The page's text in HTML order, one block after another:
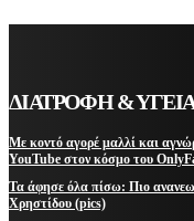
ΔΙΑΤΡΟΦΗ &
Με κοντό αγορέ μαλλί και
YouTube στον κόσμο του
Τα άφησε όλα πίσω: Πιο
Χρηστίδου (pics)